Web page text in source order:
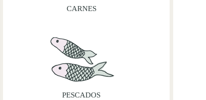
CARNES
PESCADOS